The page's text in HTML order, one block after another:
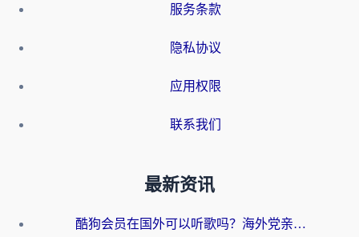
服务条款
隐私协议
应用权限
联系我们
最新资讯
酷狗会员在国外可以听歌吗？海外党亲测有效：3步解决音乐权限难题